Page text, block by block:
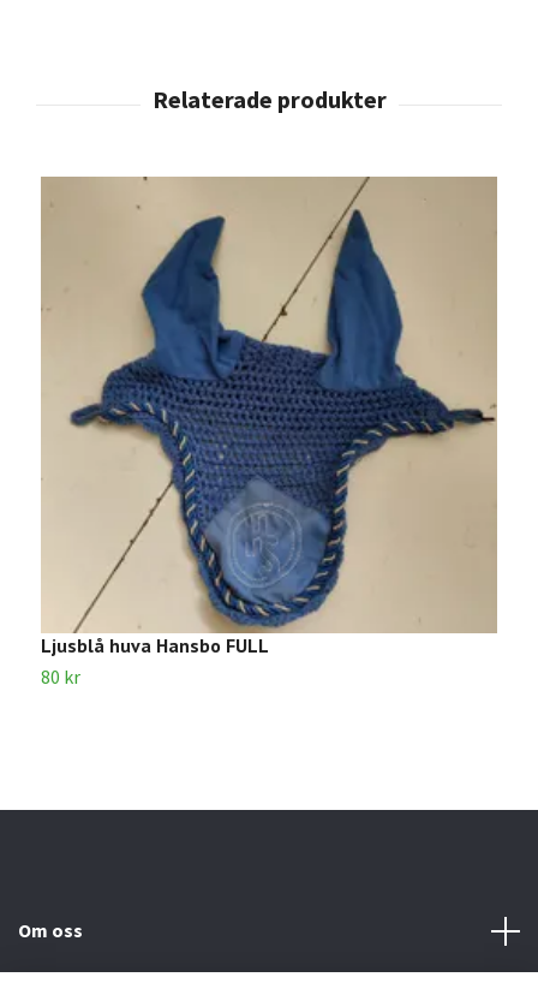
Ljusblå huva Hansbo FULL
80 kr
Om oss